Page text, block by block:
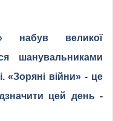
набув великої
шанувальниками
«Зоряні війни» - це
цей день -